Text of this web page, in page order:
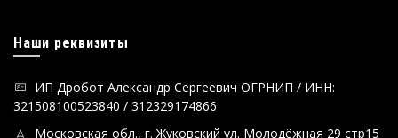
Наши реквизиты
ИП Дробот Александр Сергеевич ОГРНИП / ИНН:
321508100523840 / 312329174866
Московская обл., г. Жуковский ул. Молодёжная 29 стр15